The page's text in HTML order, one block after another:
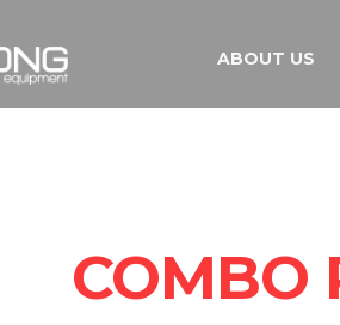
ABOUT US
COMBO